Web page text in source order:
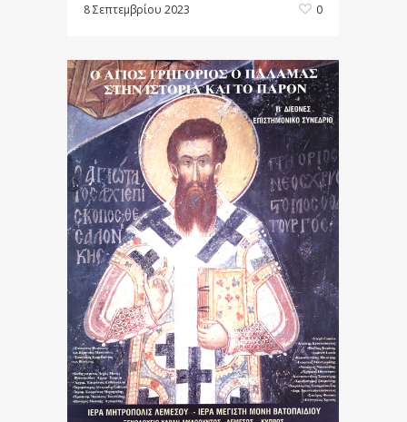
8 Σεπτεμβρίου 2023 0